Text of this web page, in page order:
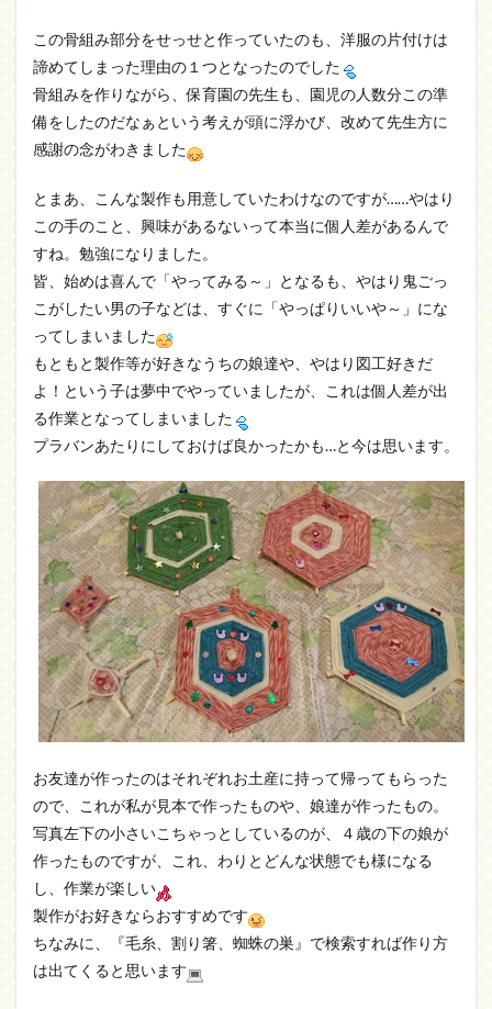
この骨組み部分をせっせと作っていたのも、洋服の片付けは
諦めてしまった理由の１つとなったのでした
骨組みを作りながら、保育園の先生も、園児の人数分この準
備をしたのだなぁという考えが頭に浮かび、改めて先生方に
感謝の念がわきました
とまあ、こんな製作も用意していたわけなのですが……やはり
この手のこと、興味があるないって本当に個人差があるんで
すね。勉強になりました。
皆、始めは喜んで「やってみる～」となるも、やはり鬼ごっ
こがしたい男の子などは、すぐに「やっぱりいいや～」にな
ってしまいました
もともと製作等が好きなうちの娘達や、やはり図工好きだ
よ！という子は夢中でやっていましたが、これは個人差が出
る作業となってしまいました
プラバンあたりにしておけば良かったかも…と今は思います。
お友達が作ったのはそれぞれお土産に持って帰ってもらった
ので、これが私が見本で作ったものや、娘達が作ったもの。
写真左下の小さいこちゃっとしているのが、４歳の下の娘が
作ったものですが、これ、わりとどんな状態でも様になる
し、作業が楽しい
製作がお好きならおすすめです
ちなみに、『毛糸、割り箸、蜘蛛の巣』で検索すれば作り方
は出てくると思います